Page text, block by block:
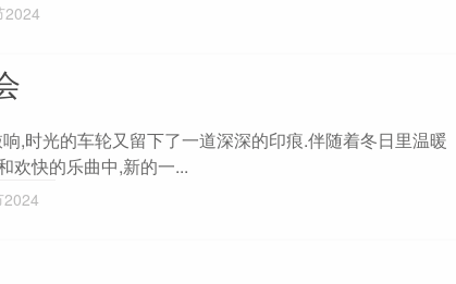
2024
,时光的车轮又留下了一道深深的印痕.伴随着冬日里温暖
欢快的乐曲中,新的一...
2024